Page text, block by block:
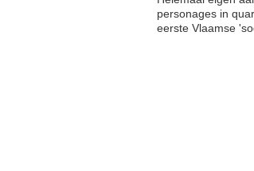
personages in
eerste Vlaamse